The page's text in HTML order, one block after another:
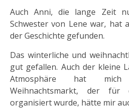
Auch Anni, die lange Zeit
Schwester von Lene war, hat
der Geschichte gefunden.
Das winterliche und
gut gefallen. Auch der kleine
Atmosphäre hat
Weihnachtsmarkt, der für
organisiert wurde, hätte mir